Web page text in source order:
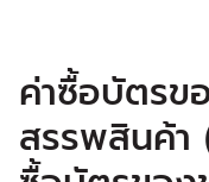
ค่าซื้อบัตร
สรรพสินค้า